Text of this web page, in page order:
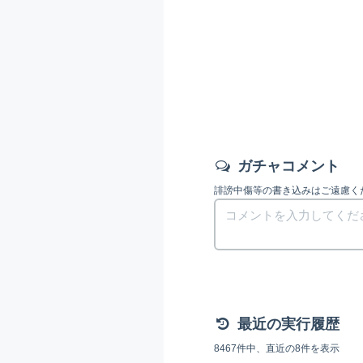
ガチャコメント
誹謗中傷等の書き込みはご遠慮く
最近の実行履歴
8467件中、直近の8件を表示